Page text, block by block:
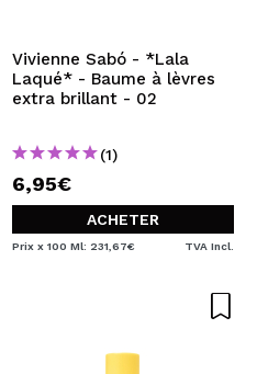
Vivienne Sabó - *Lala
Laqué* - Baume à lèvres
extra brillant - 02
(1)
6,95€
ACHETER
Prix x 100 Ml: 231,67€ TVA Incl.